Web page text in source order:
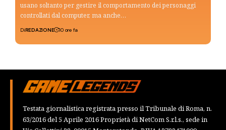
usano soltanto per gestire il comportamento dei personaggi
controllati dal computer, ma anche…
DiREDAZIONE 10 ore fa
Testata giornalistica registrata presso il Tribunale di Roma, n.
63/2016 del 5 Aprile 2016 Proprietà di NetCom S.r.l.s., sede in